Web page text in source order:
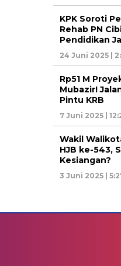
KPK Soroti
Rehab PN
Pendidikan
24 Juni 2025 |
Rp51 M
Mubazir!
Pintu KRB
7 Juni 2025 |
Wakil
HJB ke-543,
Kesiangan?
3 Juni 2025 |